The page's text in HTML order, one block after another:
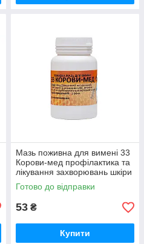
Мазь поживна для вимені 33
Корови-мед профілактика та
лікування захворювань шкіри
вимені 100 г
Готово до відправки
53 ₴
Купити